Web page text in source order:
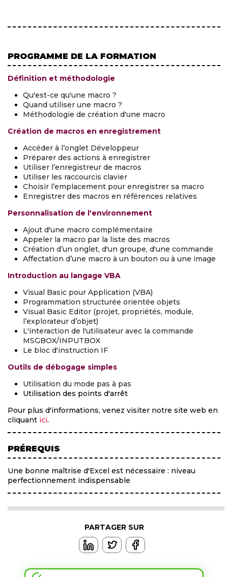
PROGRAMME DE LA FORMATION
Définition et méthodologie
Qu'est-ce qu'une macro ?
Quand utiliser une macro ?
Méthodologie de création d'une macro
Création de macros en enregistrement
Accéder à l’onglet Développeur
Préparer des actions à enregistrer
Utiliser l’enregistreur de macros
Utiliser les raccourcis clavier
Choisir l’emplacement pour enregistrer sa macro
Enregistrer des macros en références relatives
Personnalisation de l'environnement
Ajout d'une macro complémentaire
Appeler la macro par la liste des macros
Création d’un onglet, d'un groupe, d'une commande
Affectation d’une macro à un bouton ou à une image
Introduction au langage VBA
Visual Basic pour Application (VBA)
Programmation structurée orientée objets
Visual Basic Editor (projet, propriétés, module,
l’explorateur d’objet)
L'interaction de l'utilisateur avec la commande
MSGBOX/INPUTBOX
Le bloc d'instruction IF
Outils de débogage simples
Utilisation du mode pas à pas
Utilisation des points d'arrêt
Pour plus d'informations, venez visiter notre site web en
cliquant ici.
PRÉREQUIS
Une bonne maîtrise d'Excel est nécessaire : niveau
perfectionnement indispensable
PARTAGER SUR